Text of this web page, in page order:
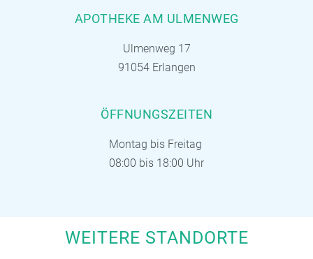
APOTHEKE AM ULMENWEG
Ulmenweg 17
91054 Erlangen
ÖFFNUNGSZEITEN
Montag bis Freitag
08:00 bis 18:00 Uhr
WEITERE STANDORTE